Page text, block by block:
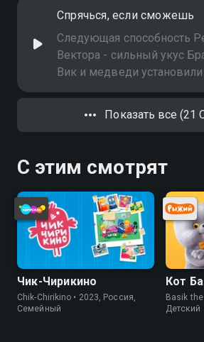
избавился от медведей, но
подсказывает, что их будет
то просто переместить
Спрячься, если сможешь
Следующая способность
Вектора - сильный укус
Вик и медведи установили
камеры, чтобы следить за
Вектором и мистером
пара знает, что за ними
Показать все (21
С этим смотрят
Чик-Чирикино
Chik-Chirikino • 2023, Россия,
Cемейный
Кот
Basik the
Детский